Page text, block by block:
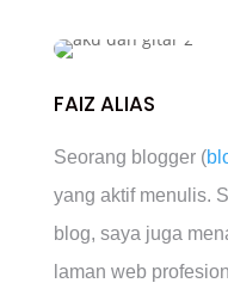
FAIZ ALIAS
Seorang blogger (
yang aktif menulis.
blog, saya juga
laman web